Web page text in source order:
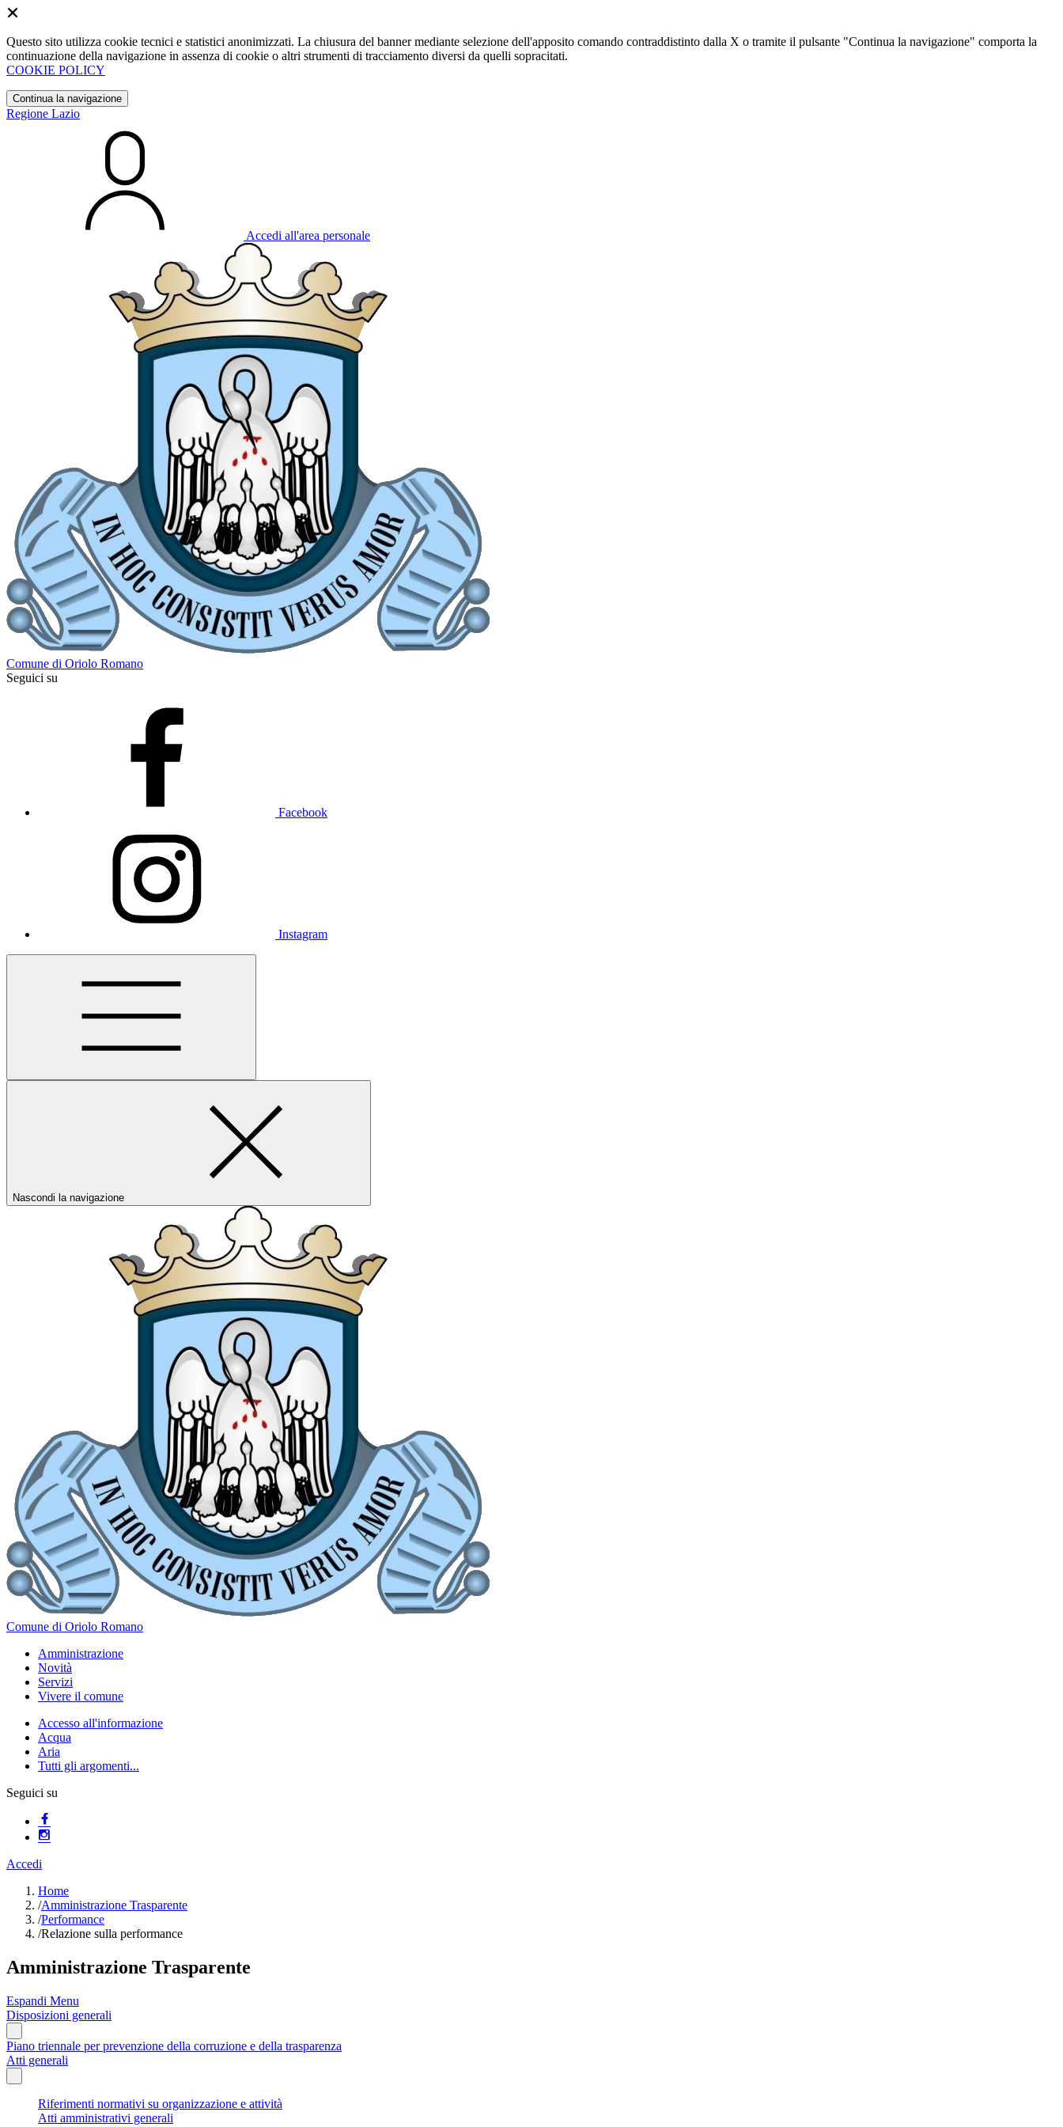
Questo sito utilizza cookie tecnici e statistici anonimizzati. La chiusura del banner mediante selezione dell'apposito comando contraddistinto dalla X o tramite il pulsante "Continua la navigazione" comporta la
continuazione della navigazione in assenza di cookie o altri strumenti di tracciamento diversi da quelli sopracitati.
COOKIE POLICY
Continua la navigazione
Regione Lazio
Accedi all'area personale
Comune di Oriolo Romano
Seguici su
Facebook
Instagram
Nascondi la navigazione
Comune di Oriolo Romano
Amministrazione
Novità
Servizi
Vivere il comune
Accesso all'informazione
Acqua
Aria
Tutti gli argomenti...
Seguici su
Accedi
Home
/Amministrazione Trasparente
/Performance
/Relazione sulla performance
Amministrazione Trasparente
Espandi Menu
Disposizioni generali
Piano triennale per prevenzione della corruzione e della trasparenza
Atti generali
Riferimenti normativi su organizzazione e attività
Atti amministrativi generali